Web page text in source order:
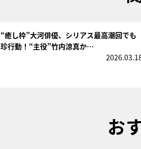
“癒し枠”大河俳優、シリアス最高潮回でも
珍行動！“主役”竹内涼真か…
お